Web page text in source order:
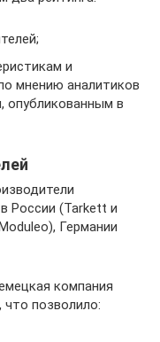
и
мнению аналитиков
опубликованным в
России (Tarkett и
Германии
компания
позволило: